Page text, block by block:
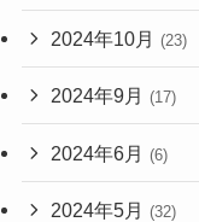
2024年10月 (23)
2024年9月 (17)
2024年6月 (6)
2024年5月 (32)